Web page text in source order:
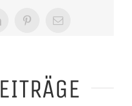
Pinterest
E-